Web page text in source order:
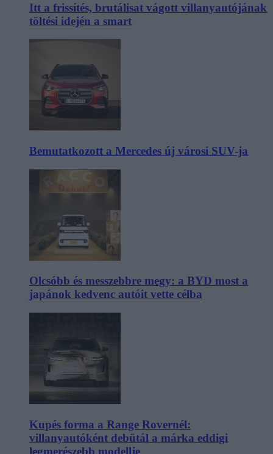
Itt a frissítés, brutálisat vágott villanyautójának
töltési idején a smart
Bemutatkozott a Mercedes új városi SUV-ja
Olcsóbb és messzebbre megy: a BYD most a
japánok kedvenc autóit vette célba
Kupés forma a Range Rovernél:
villanyautóként debütál a márka eddigi
legmerészebb modellje